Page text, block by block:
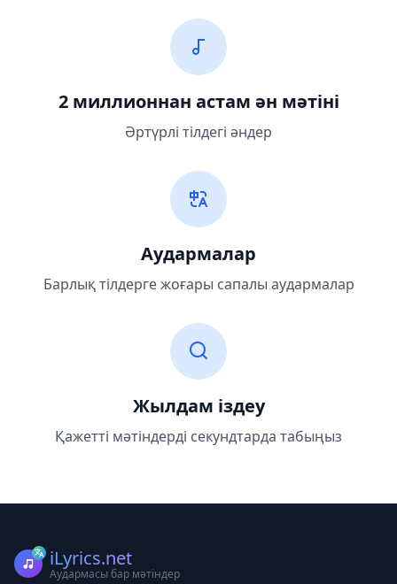
2 миллионнан астам ән мәтіні
Әртүрлі тілдегі әндер
Аудармалар
Барлық тілдерге жоғары сапалы аудармалар
Жылдам іздеу
Қажетті мәтіндерді секундтарда табыңыз
iLyrics.net
Аудармасы бар мәтіндер